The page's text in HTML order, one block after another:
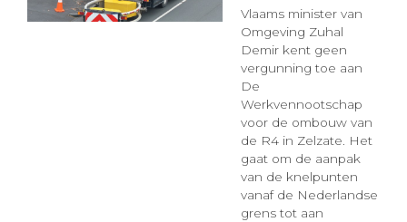
Vlaams minister van
Omgeving Zuhal
Demir kent geen
vergunning toe aan
De
Werkvennootschap
voor de ombouw van
de R4 in Zelzate. Het
gaat om de aanpak
van de knelpunten
vanaf de Nederlandse
grens tot aan